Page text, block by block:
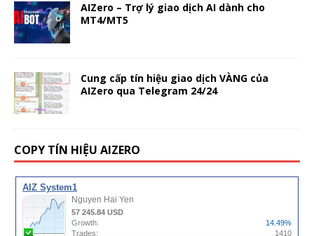
AIZero – Trợ lý giao dịch AI dành cho
MT4/MT5
Cung cấp tín hiệu giao dịch VÀNG của
AIZero qua Telegram 24/24
COPY TÍN HIỆU AIZERO